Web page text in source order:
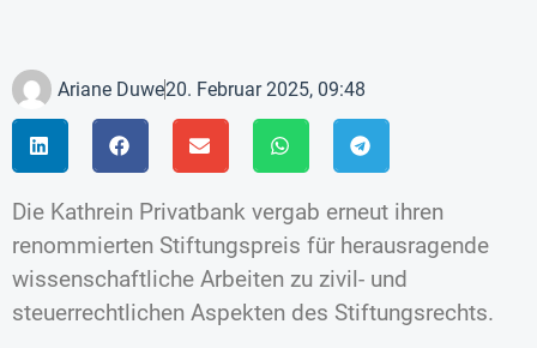
Ariane Duwe20. Februar 2025, 09:48
Die Kathrein Privatbank vergab erneut ihren
renommierten Stiftungspreis für herausragende
wissenschaftliche Arbeiten zu zivil- und
steuerrechtlichen Aspekten des Stiftungsrechts.